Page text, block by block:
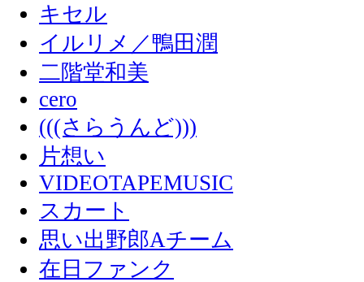
キセル
イルリメ／鴨田潤
二階堂和美
cero
(((さらうんど)))
片想い
VIDEOTAPEMUSIC
スカート
思い出野郎Aチーム
在日ファンク